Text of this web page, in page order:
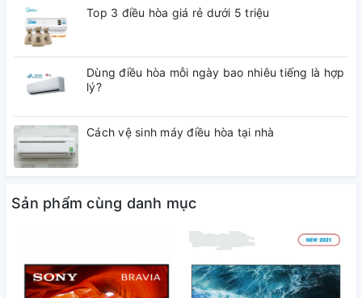
Cổng
xuất âm
thanh
Cổng
USB
3 cổng
đầu thu
Top 3 điều hòa giá rẻ dưới 5 triệu
Dùng điều hòa mỗi ngày bao nhiêu tiếng là hợp
lý?
Cách vệ sinh máy điều hòa tại nhà
Sản phẩm cùng danh mục